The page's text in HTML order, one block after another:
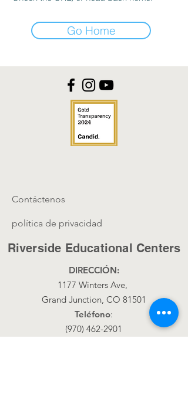
Go Home
DIRECCIÓN:
1177 Winters Ave,
Grand Junction, CO 81501
Teléfono:
(970) 462-2901
Riverside Educational Centers
Contáctenos
política de privacidad